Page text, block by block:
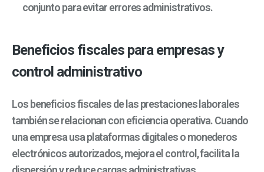
conjunto para evitar errores administrativos.
Beneficios fiscales para empresas y
control administrativo
Los beneficios fiscales de las prestaciones laborales
también se relacionan con eficiencia operativa. Cuando
una empresa usa plataformas digitales o monederos
electrónicos autorizados, mejora el control, facilita la